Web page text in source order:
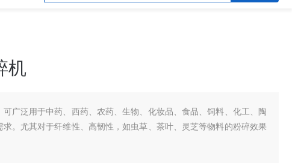
机
可广泛用于中药、西药、农药、生物、化妆品、食品、饲料、化工、陶
。尤其对于纤维性、高韧性，如虫草、茶叶、灵芝等物料的粉碎效果